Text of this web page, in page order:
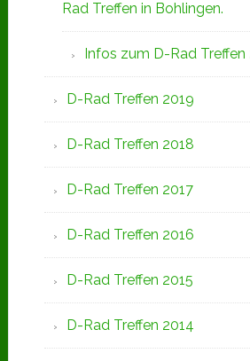
Rad Treffen in Bohlingen.
Infos zum D-Rad Treffen
D-Rad Treffen 2019
D-Rad Treffen 2018
D-Rad Treffen 2017
D-Rad Treffen 2016
D-Rad Treffen 2015
D-Rad Treffen 2014